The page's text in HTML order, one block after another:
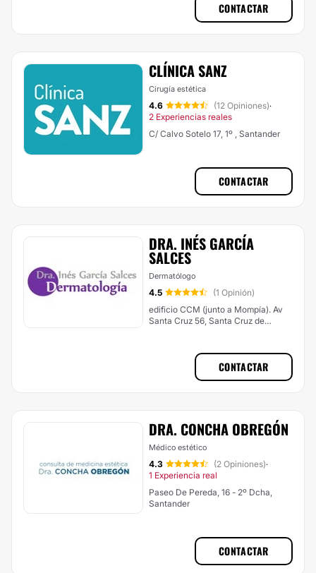
CONTACTAR
CLÍNICA SANZ
Cirugía estética
4.6 (12 Opiniones)·
2 Experiencias reales
C/ Calvo Sotelo 17, 1º , Santander
CONTACTAR
DRA. INÉS GARCÍA
SALCES
Dermatólogo
4.5
(1 Opinión)
edificio CCM (junto a Mompía). Av
Santa Cruz 56, Santa Cruz de
CONTACTAR
DRA. CONCHA OBREGÓN
Médico estético
4.3 (2 Opiniones)·
1 Experiencia real
Paseo De Pereda, 16 - 2º Dcha,
Santander
CONTACTAR